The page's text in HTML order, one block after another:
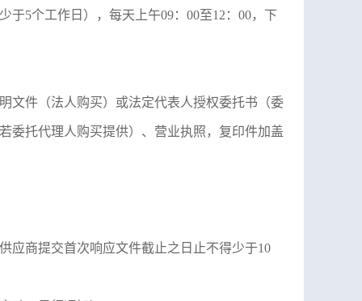
于5个工作日），每天上午09： 00至12 ： 00，下
文件（法人购买）或法定代表人授权委托书（委
委托代理人购买提供）、营业执照，复印件加盖
应商提交首次响应文件截止之日止不得少于10